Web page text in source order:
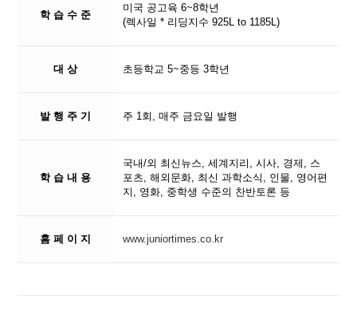
학 습 수 준
미국 공고육 6~8학년
(렉사일 * 리딩지수 925L to 1185L)
대 상 초등학교 5~중등 3학년
발 행 주 기 주 1회, 매주 금요일 발행
학 습 내 용
국내/외 최신뉴스, 세계지리, 시사, 경제, 스
포츠, 해외문화, 최신 과학소식, 인물, 영어편
지, 영화, 중학생 수준의 찬반토론 등
홈 페 이 지 www.juniortimes.co.kr